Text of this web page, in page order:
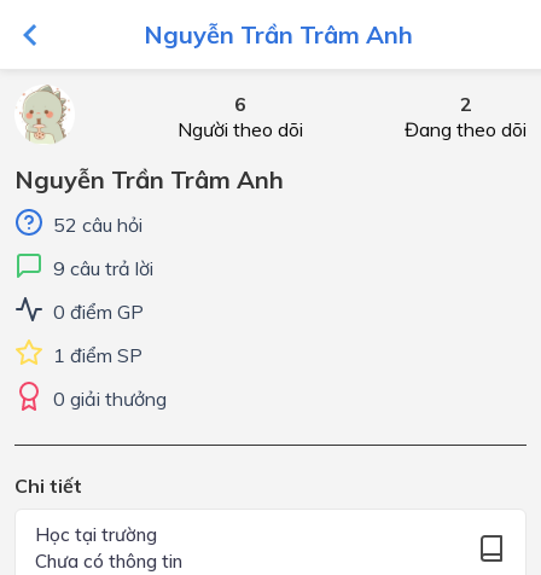
Nguyễn Trần Trâm Anh
6
Người theo dõi
2
Đang theo dõi
Nguyễn Trần Trâm Anh
52 câu hỏi
9 câu trả lời
0 điểm GP
1 điểm SP
0 giải thưởng
Chi tiết
Học tại trường
Chưa có thông tin